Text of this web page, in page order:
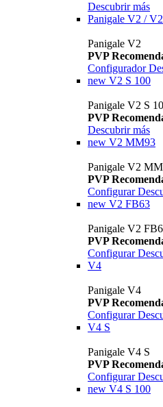
Descubrir más
Panigale V2 /
Panigale V2
PVP
Configurador
new V2 S 100
Panigale V2 S
PVP
Descubrir más
new V2 MM93
Panigale V2
PVP
Configurar
new V2 FB63
Panigale V2
PVP
Configurar
V4
Panigale V4
PVP
Configurar
V4 S
Panigale V4 S
PVP
Configurar
new V4 S 100